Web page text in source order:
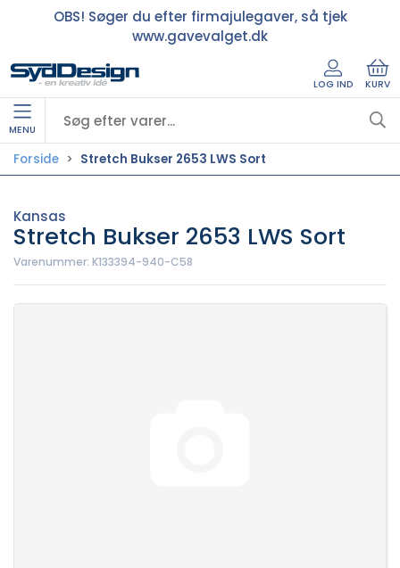
OBS! Søger du efter firmajulegaver, så tjek
www.gavevalget.dk
LOG IND KURV
MENU
Forside Stretch Bukser 2653 LWS Sort
Kansas
Stretch Bukser 2653 LWS Sort
Varenummer: K133394-940-C58